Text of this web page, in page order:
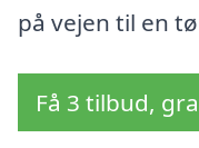
på vejen til en
Få 3 tilbud,